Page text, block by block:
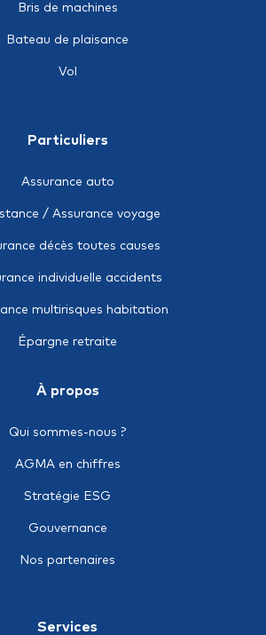
Bris de machines
Bateau de plaisance
Vol
Individuelle accidents
risques chantier / montage
Particuliers
Assurance auto
/ Assurance voyage
décès toutes causes
individuelle accidents
multirisques habitation
Épargne retraite
À propos
Qui sommes-nous ?
AGMA en chiffres
Stratégie ESG
Gouvernance
Nos partenaires
Services